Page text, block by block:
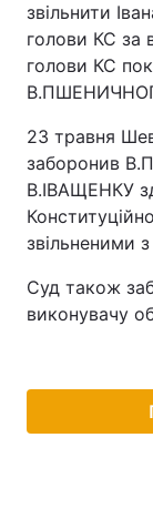
звільнити
голови КС за
голови КС
23 травня
заборонив
В.ІВАЩЕНКУ
звільненими
Суд також
виконувачу